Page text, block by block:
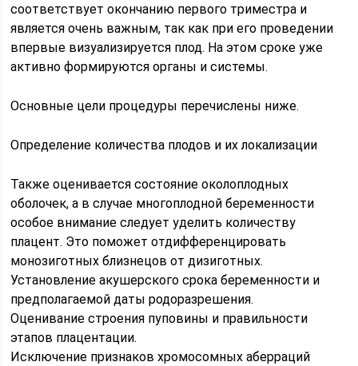
соответствует окончанию первого триместра и
является очень важным, так как при его проведении
впервые визуализируется плод. На этом сроке уже
активно формируются органы и системы.
Основные цели процедуры перечислены ниже.
Определение количества плодов и их локализации
Также оценивается состояние околоплодных
оболочек, а в случае многоплодной беременности
особое внимание следует уделить количеству
плацент. Это поможет отдифференцировать
монозиготных близнецов от дизиготных.
Установление акушерского срока беременности и
предполагаемой даты родоразрешения.
Оценивание строения пуповины и правильности
этапов плацентации.
Исключение признаков хромосомных аберраций